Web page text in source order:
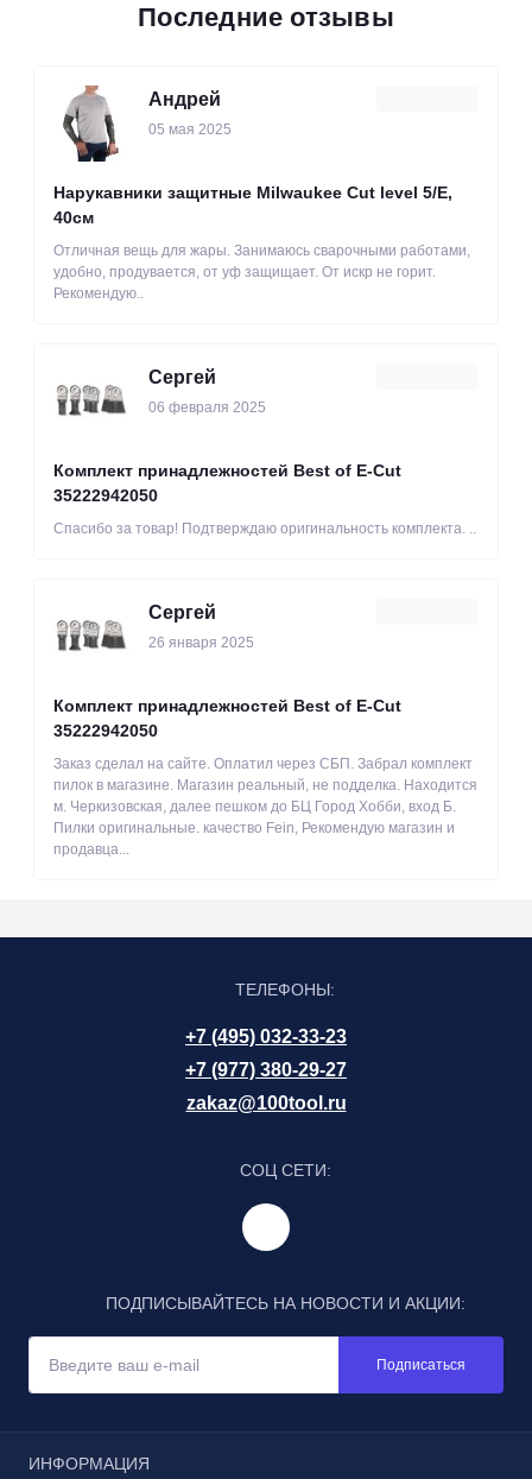
Последние отзывы
Андрей
05 мая 2025
Нарукавники защитные Milwaukee Cut level 5/Е,
40см
Отличная вещь для жары. Занимаюсь сварочными работами,
удобно, продувается, от уф защищает. От искр не горит.
Рекомендую..
Сергей
06 февраля 2025
Комплект принадлежностей Best of E-Cut
35222942050
Спасибо за товар! Подтверждаю оригинальность комплекта. ..
Сергей
26 января 2025
Комплект принадлежностей Best of E-Cut
35222942050
Заказ сделал на сайте. Оплатил через СБП. Забрал комплект
пилок в магазине. Магазин реальный, не подделка. Находится
м. Черкизовская, далее пешком до БЦ Город Хобби, вход Б.
Пилки оригинальные. качество Fein, Рекомендую магазин и
продавца...
ТЕЛЕФОНЫ:
+7 (495) 032-33-23
+7 (977) 380-29-27
zakaz@100tool.ru
СОЦ СЕТИ:
ПОДПИСЫВАЙТЕСЬ НА НОВОСТИ И АКЦИИ:
Подписаться
ИНФОРМАЦИЯ